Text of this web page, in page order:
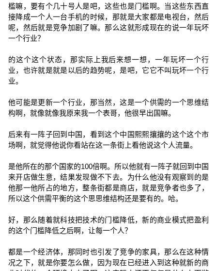
槛嘛，要有个几十号人是吧，这些也是门槛啊。当这些东西直
接降成一个人一台手机的时候，那就是大家都是电视台，然后
呢，然后就是竞争加剧了嘛。那么这就形成现在的说一年玩坏
一个行业？
的这个这个状态，那实际上我后来想一想，一年玩坏一个行
业，也许就是就是以后的趋势呢，是吧，它它不叫玩坏一个行
业。
他可能是更新一个行业，那当然，这是一个供需的一个思维结
构啊，就像就像我原来我一个表哥，他很早出国嘛。
后来有一阵子回到中国，看到这个中国熙熙攘攘的这个这个市
场啊，就觉得他说你看站在这一条街上看他说这个人流量。
是他所在的那个国家的100倍啊。所以他就有一阵子就回到中国
来开店做生意，结果发现做不下去。为什么他没有观察到的是
他那一他所占的地方，整条街都是商店，就是竞争者也多了，
所以这个供需平衡的这个思思维结构还是要有的。哈。
好，那么随着就科技把技术的门槛降低，新的商业模式把盈利
的这个门槛降低之后啊，让每一个人？
都是一个经济体，那同时也引发了竞争的家具，那么在这种情
况之下，就是你要怎么做，因为现在已经进入到这种就新的商